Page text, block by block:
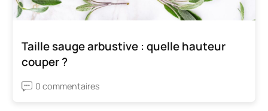
Taille sauge arbustive : quelle hauteur
couper ?
0 commentaires